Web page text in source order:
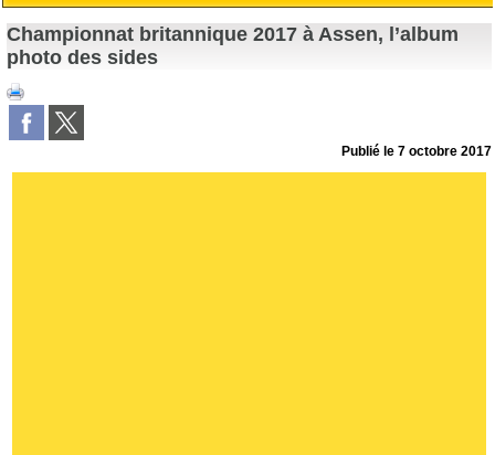
Championnat britannique 2017 à Assen, l’album
photo des sides
Publié le7 octobre 2017